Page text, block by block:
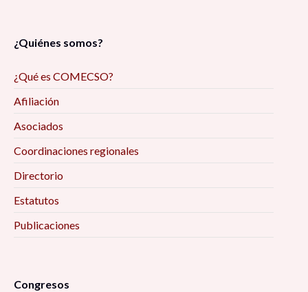
¿Quiénes somos?
¿Qué es COMECSO?
Afiliación
Asociados
Coordinaciones regionales
Directorio
Estatutos
Publicaciones
Congresos